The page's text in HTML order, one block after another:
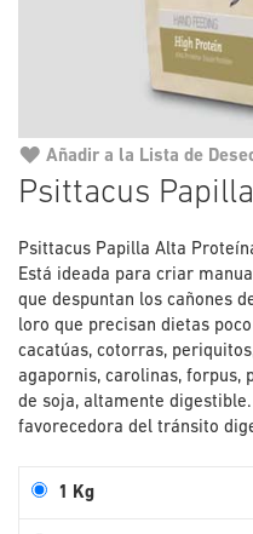
Psittacus
Psittacus Papilla Alta
Está ideada para criar
que despuntan los cañones
loro que precisan dietas
cacatúas, cotorras,
agapornis, carolinas, forpus,
de soja, altamente
favorecedora del tránsito
1 Kg
Añadir a la Lista de